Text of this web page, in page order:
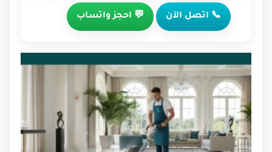
📞 اتصل الآن 💬 احجز واتساب